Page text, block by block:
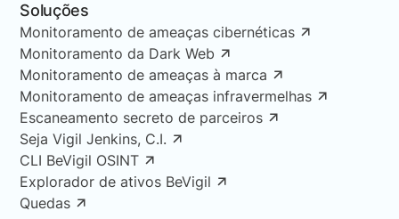
Soluções
Monitoramento de ameaças cibernéticas
Monitoramento da Dark Web
Monitoramento de ameaças à marca
Monitoramento de ameaças infravermelhas
Escaneamento secreto de parceiros
Seja Vigil Jenkins, C.I.
CLI BeVigil OSINT
Explorador de ativos BeVigil
Quedas